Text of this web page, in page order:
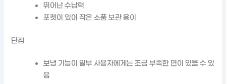
뛰어난 수납력
포켓이 있어 작은 소품 보관 용이
단점
보냉 기능이 일부 사용자에게는 조금 부족한 면이 있을 수 있
음